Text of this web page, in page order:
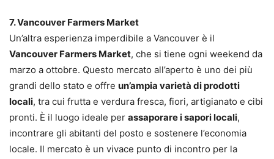
7. Vancouver Farmers Market
Un’altra esperienza imperdibile a Vancouver è il
Vancouver Farmers Market, che si tiene ogni weekend da
marzo a ottobre. Questo mercato all’aperto è uno dei più
grandi dello stato e offre un’ampia varietà di prodotti
locali, tra cui frutta e verdura fresca, fiori, artigianato e cibi
pronti. È il luogo ideale per assaporare i sapori locali,
incontrare gli abitanti del posto e sostenere l’economia
locale. Il mercato è un vivace punto di incontro per la